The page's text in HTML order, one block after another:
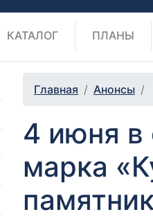
КАТАЛОГ ПЛАНЫ
Главная Анонсы
4 июня в
марка